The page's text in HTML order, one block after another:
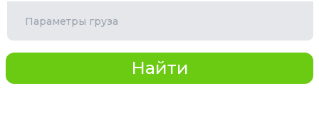
Параметры груза
Найти